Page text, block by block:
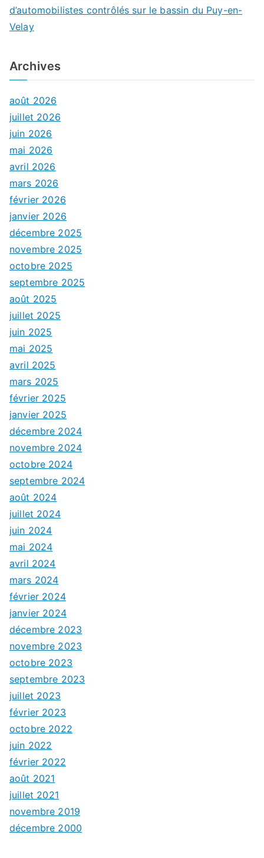
d’automobilistes contrôlés sur le bassin du Puy-en-
Velay
Archives
août 2026
juillet 2026
juin 2026
mai 2026
avril 2026
mars 2026
février 2026
janvier 2026
décembre 2025
novembre 2025
octobre 2025
septembre 2025
août 2025
juillet 2025
juin 2025
mai 2025
avril 2025
mars 2025
février 2025
janvier 2025
décembre 2024
novembre 2024
octobre 2024
septembre 2024
août 2024
juillet 2024
juin 2024
mai 2024
avril 2024
mars 2024
février 2024
janvier 2024
décembre 2023
novembre 2023
octobre 2023
septembre 2023
juillet 2023
février 2023
octobre 2022
juin 2022
février 2022
août 2021
juillet 2021
novembre 2019
décembre 2000